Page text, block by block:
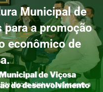
Municipal de
para a promoção
econômico de
de Viçosa alinham ações para a